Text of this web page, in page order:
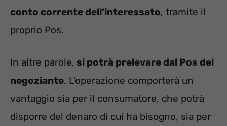
conto corrente dell’interessato, tramite il
proprio Pos.
In altre parole, si potrà prelevare dal Pos del
negoziante. L’operazione comporterà un
vantaggio sia per il consumatore, che potrà
disporre del denaro di cui ha bisogno, sia per